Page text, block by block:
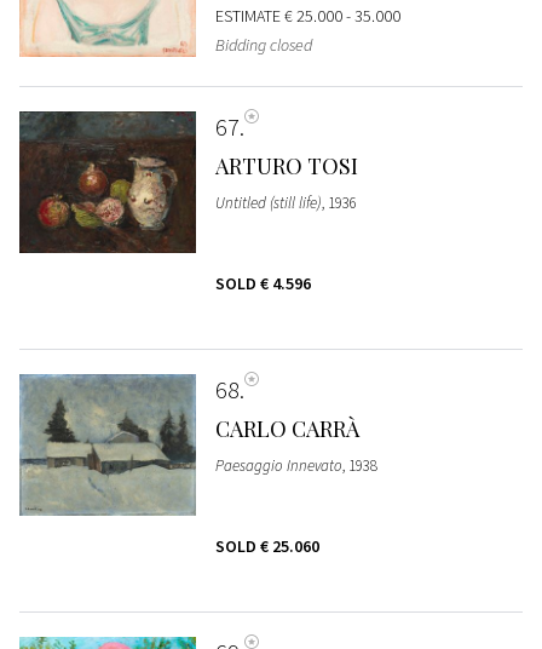
ESTIMATE€ 25.000 - 35.000
Bidding closed
67
ARTURO TOSI
Untitled (still life), 1936
SOLD € 4.596
68
CARLO CARRÀ
Paesaggio Innevato, 1938
SOLD € 25.060